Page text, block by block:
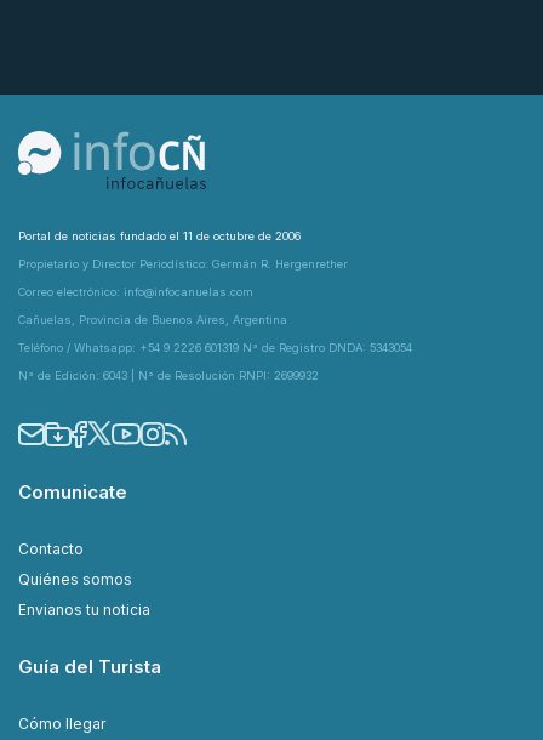
Portal de noticias fundado el 11 de octubre de 2006
Propietario y Director Periodístico: Germán R. Hergenrether
Correo electrónico: info@infocanuelas.com
Cañuelas, Provincia de Buenos Aires, Argentina
Teléfono / Whatsapp: +54 9 2226 601319 N° de Registro DNDA: 5343054
N° de Edición: 6043 | N° de Resolución RNPI: 2699932
Comunicate
Contacto
Quiénes somos
Envianos tu noticia
Guía del Turista
Cómo llegar